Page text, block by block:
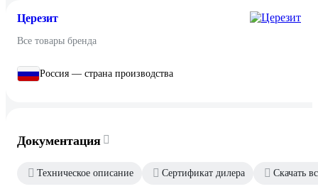
Церезит
Все товары бренда
Россия — страна производства
Документация
Техническое описание Сертификат дилера Скачать